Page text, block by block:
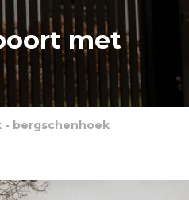
met
bergschenhoek